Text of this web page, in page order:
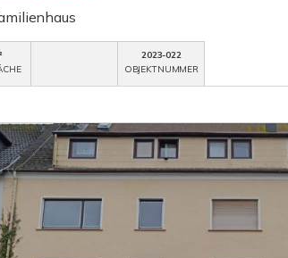
2023-022
OBJEKTNUMMER